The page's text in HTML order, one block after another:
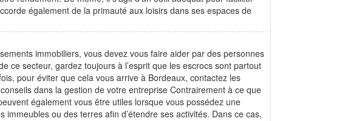
également de la primauté aux loisirs dans ses espaces de
immobiliers, vous devez vous faire aider par des personnes
ce secteur, gardez toujours à l’esprit que les escrocs sont partout
pour éviter que cela vous arrive à Bordeaux, contactez les
dans la gestion de votre entreprise Contrairement à ce que
également vous être utiles lorsque vous possédez une
ou des terres afin d’étendre ses activités. Dans ce cas,